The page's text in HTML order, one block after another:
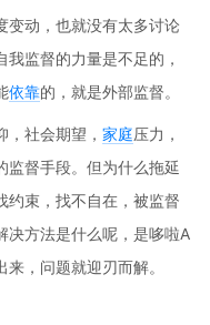
变动，也就没有太多讨论
监督的力量是不足的，
依靠的，就是外部监督。
社会期望， 家庭压力，
监督手段。但为什么拖延
约束，找不自在，被监督
决方法是什么呢，是哆啦A
，问题就迎刃而解。